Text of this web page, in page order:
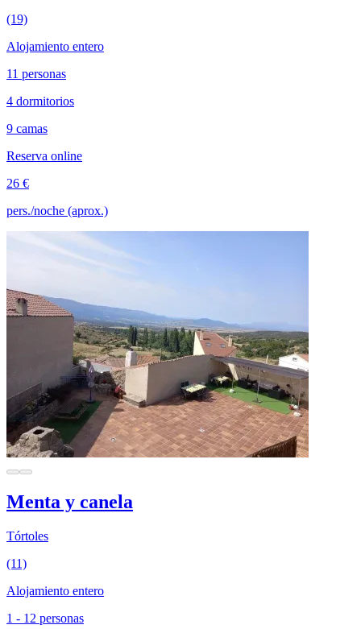
(19)
Alojamiento entero
11 personas
4 dormitorios
9 camas
Reserva online
26 €
pers./noche (aprox.)
Menta y canela
Tórtoles
(11)
Alojamiento entero
1 - 12 personas